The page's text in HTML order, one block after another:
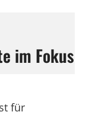
im Fokus
für